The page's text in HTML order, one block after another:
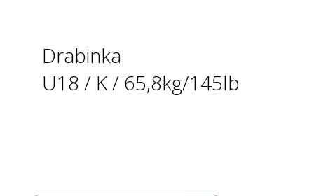
Drabinka
U18 / K / 65,8kg/145lb